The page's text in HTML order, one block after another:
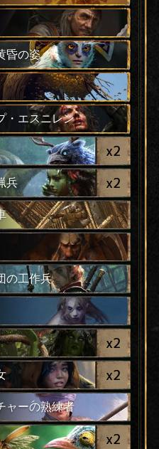
昏の姿
・エスニレン
x2
兵 x2
の工作兵
x2
x2
ャーの熟練者
x2